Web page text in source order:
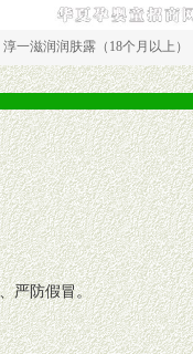
润肤露（18个月以上）
严防假冒。